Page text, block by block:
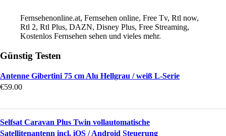
Fernsehenonline.at, Fernsehen online, Free Tv, Rtl now,
Rtl 2, Rtl Plus, DAZN, Disney Plus, Free Streaming,
Kostenlos Fernsehen sehen und vieles mehr.
Günstig Testen
Antenne Gibertini 75 cm Alu Hellgrau / weiß L-Serie
€59.00
Selfsat Caravan Plus Twin vollautomatische
Satellitenantenn incl. iOS / Android Steuerung